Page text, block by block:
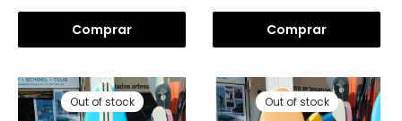
Comprar Comprar
Out of stock Out of stock